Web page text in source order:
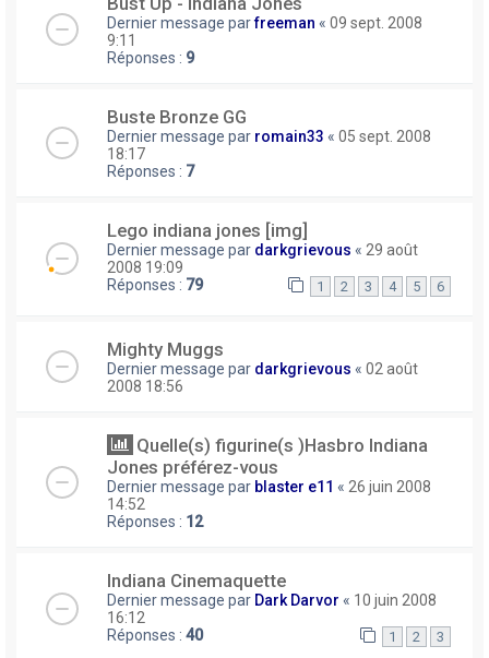
Dernier message parfreeman « 09 sept. 2008
9:11
Réponses : 9
Buste Bronze GG
Dernier message par romain33 « 05 sept. 2008
18:17
Réponses : 7
Lego indiana jones [img]
Dernier message par darkgrievous « 29 août
2008 19:09
Réponses : 79 1 2 3 4 5 6
Mighty Muggs
Dernier message par darkgrievous « 02 août
2008 18:56
Quelle(s) figurine(s )Hasbro Indiana
Jones préférez-vous
Dernier message par blaster e11 « 26 juin 2008
14:52
Réponses : 12
Indiana Cinemaquette
Dernier message par Dark Darvor « 10 juin 2008
16:12
Réponses : 40 1 2 3